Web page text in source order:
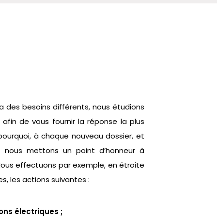
des besoins différents, nous étudions
de vous fournir la réponse la plus
à chaque nouveau dossier, et
mettons un point d’honneur à
effectuons par exemple, en étroite
les actions suivantes :
électriques ;